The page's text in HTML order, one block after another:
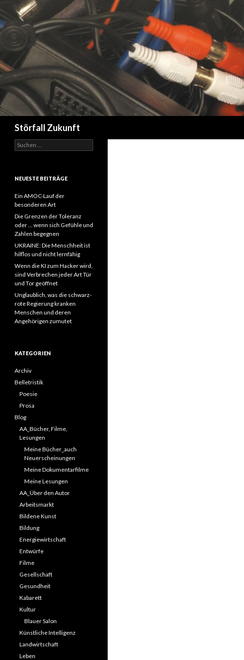
Störfall Zukunft
Suchen
nach:
NEUESTE BEITRÄGE
Ein AMOC-Lauf der
besonderen Art
Die Grenzen der Toleranz
oder … wenn sich Gefühle und
Zahlen begegnen
UKRAINE: Die Menschheit ist
hilflos und nicht lernfähig
Wenn die KI zum Hacker wird,
sind Verbrechen jeder Art Tür
und Tor geöffnet
Unglaublich, was die schwarz-
rote Regierung kranken
Menschen und deren
Angehörigen zumutet
KATEGORIEN
Archiv
Belletristik
Poesie
Prosa
Blog
AA_Bücher, Filme,
Lesungen
Meine Bücher_auch
Neuerscheinungen
Meine Dokumentarfilme
Meine Lesungen
AA_Über den Autor
Arbeitsmarkt
Bildene Kunst
Bildung
Energiewirtschaft
Entwürfe
Filme
Gesellschaft
Gesundheit
Kabarett
Kultur
Blauer Salon
Künstliche Intelligenz
Landwirtschaft
Leben